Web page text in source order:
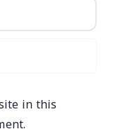
in this